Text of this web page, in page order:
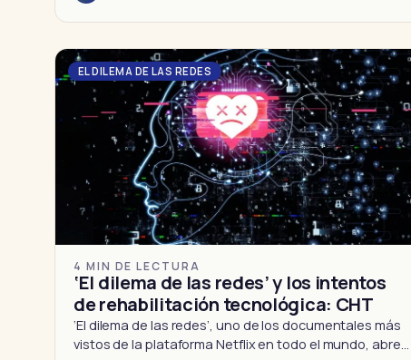
EL DILEMA DE LAS REDES
4 MIN DE LECTURA
‘El dilema de las redes’ y los intentos
de rehabilitación tecnológica: CHT
‘El dilema de las redes’, uno de los documentales más
vistos de la plataforma Netflix en todo el mundo, abre…